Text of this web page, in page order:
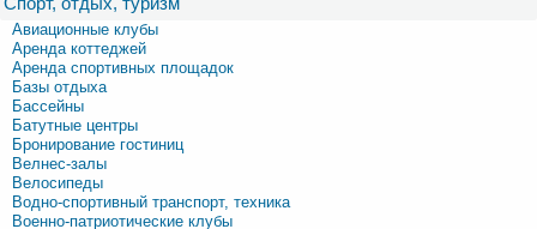
Авиационные клубы
Аренда коттеджей
Аренда спортивных площадок
Базы отдыха
Бассейны
Батутные центры
Бронирование гостиниц
Велнес-залы
Велосипеды
Водно-спортивный транспорт, техника
Военно-патриотические клубы